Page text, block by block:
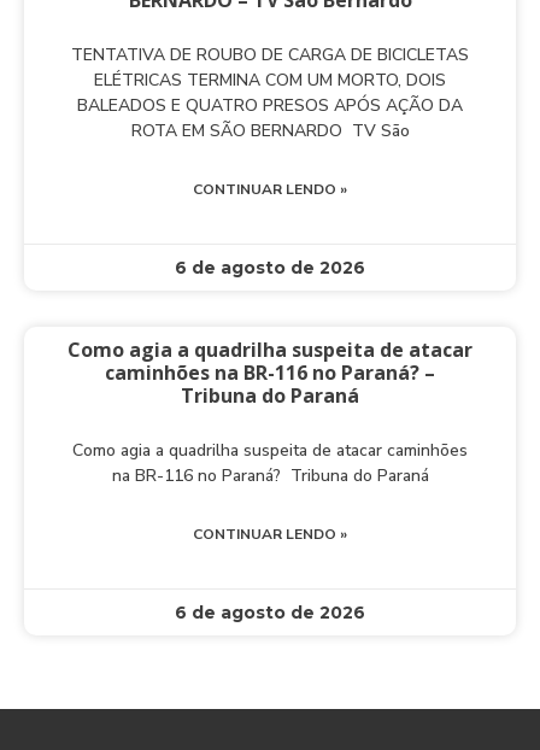
TENTATIVA DE ROUBO DE CARGA DE BICICLETAS
ELÉTRICAS TERMINA COM UM MORTO, DOIS
BALEADOS E QUATRO PRESOS APÓS AÇÃO DA
ROTA EM SÃO BERNARDO TV São
CONTINUAR LENDO »
6 de agosto de 2026
Como agia a quadrilha suspeita de atacar
caminhões na BR-116 no Paraná? –
Tribuna do Paraná
Como agia a quadrilha suspeita de atacar caminhões
na BR-116 no Paraná? Tribuna do Paraná
CONTINUAR LENDO »
6 de agosto de 2026